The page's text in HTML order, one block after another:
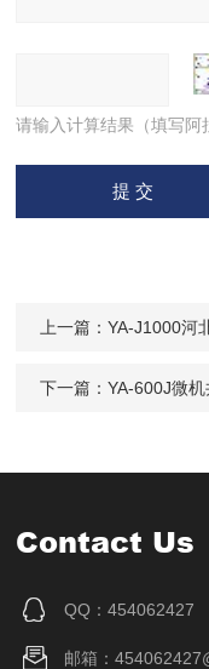
请输入计算结果（填写阿
上一篇：YA-J1000河
下一篇：YA-600J微
Contact Us
QQ：454062427
邮箱：